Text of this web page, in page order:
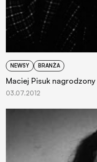
NEWSY BRANŻA
Maciej Pisuk
03.07.2012